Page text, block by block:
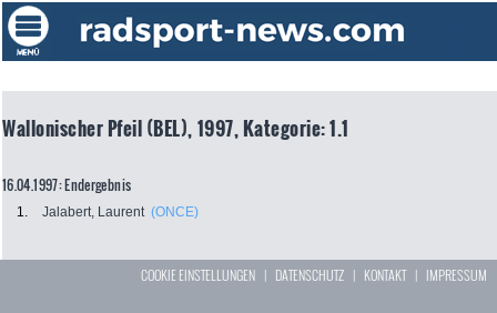
Wallonischer Pfeil (BEL), 1997, Kategorie: 1.1
16.04.1997: Endergebnis
1. Jalabert, Laurent (ONCE)
COOKIE EINSTELLUNGEN | DATENSCHUTZ | KONTAKT| IMPRESSUM